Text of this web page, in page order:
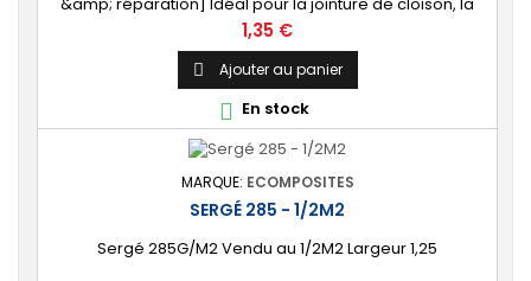
stratification de tube, le renfort de bordures ou de coins.
[Prêt à l'emploi] Vendu au mètre linéaire ou en rouleau
complet de 30 mètres.
Prix
1,35 €
 Ajouter au panier
 En stock
MARQUE: ECOMPOSITES
SERGÉ 285 - 1/2M2
Sergé 285G/M2 Vendu au 1/2M2 Largeur 1,25